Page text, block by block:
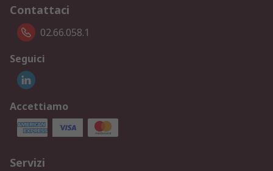
Contattaci
02.66.058.1
Seguici
Accettiamo
Servizi